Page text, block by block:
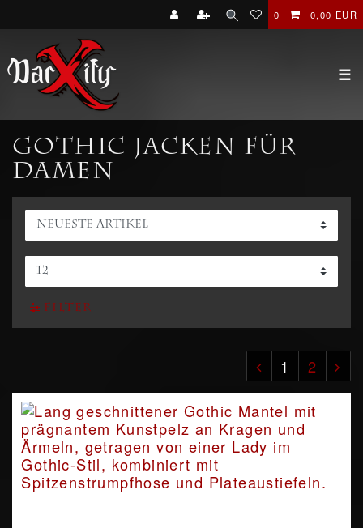
0 0,00 EUR
☰
Gothic Jacken für
Damen
Filter
1 2